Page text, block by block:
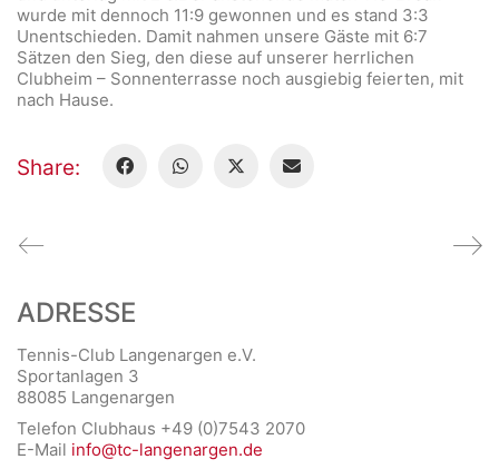
wurde mit dennoch 11:9 gewonnen und es stand 3:3
Unentschieden. Damit nahmen unsere Gäste mit 6:7
Sätzen den Sieg, den diese auf unserer herrlichen
Clubheim – Sonnenterrasse noch ausgiebig feierten, mit
nach Hause.
Share:
ADRESSE
Tennis-Club Langenargen e.V.
Sportanlagen 3
88085 Langenargen
Telefon Clubhaus +49 (0)7543 2070
E-Mail info@tc-langenargen.de